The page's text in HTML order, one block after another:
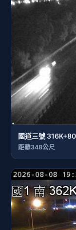
國道三號
距離348公尺